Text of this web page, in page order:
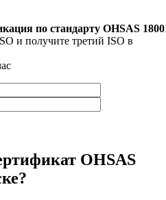
по стандарту OHSAS
и получите третий ISO в
OHSAS